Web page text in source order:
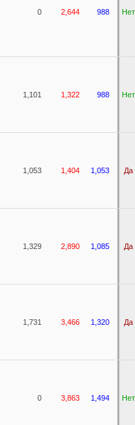
0 2,644 988 Нет
1,101 1,322 988 Нет
1,053 1,404 1,053 Да
1,329 2,890 1,085 Да
1,731 3,466 1,320 Да
0 3,863 1,494 Нет